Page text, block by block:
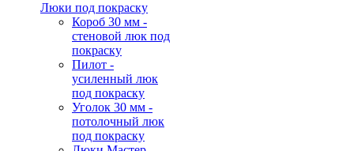
Люки под покраску
Короб 30 мм -
стеновой люк под
покраску
Пилот -
усиленный люк
под покраску
Уголок 30 мм -
потолочный люк
под покраску